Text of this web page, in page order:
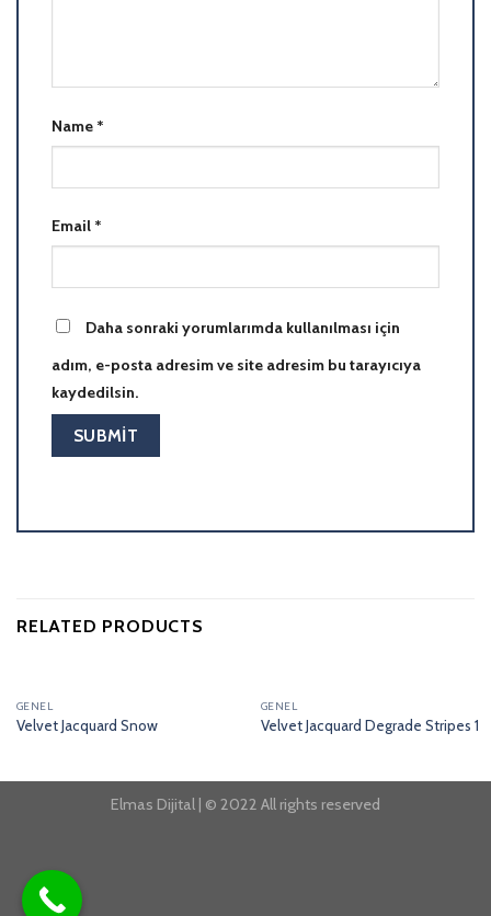
Name *
Email *
Daha sonraki yorumlarımda kullanılması için
adım, e-posta adresim ve site adresim bu tarayıcıya
kaydedilsin.
RELATED PRODUCTS
GENEL
Velvet Jacquard Snow
GENEL
Velvet Jacquard Degrade Stripes 1
Elmas Dijital | © 2022 All rights reserved